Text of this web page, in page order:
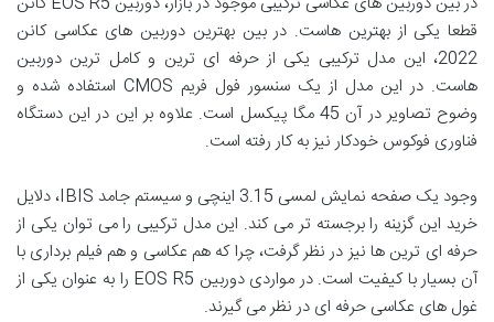
قطعا یکی از بهترین هاست. در بین بهترین دوربین های عکاسی کانن
2022، این مدل ترکیبی یکی از حرفه ای ترین و کامل ترین دوربین
هاست. در این مدل از یک سنسور فول فریم CMOS استفاده شده و
وضوح تصاویر در آن 45 مگا پیکسل است. علاوه بر این در این دستگاه
فناوری فوکوس خودکار نیز به کار رفته است.
وجود یک صفحه نمایش لمسی 3.15 اینچی و سیستم جامد IBIS، دلایل
خرید این گزینه را برجسته تر می کند. این مدل ترکیبی را می توان یکی از
حرفه ای ترین ها نیز در نظر گرفت، چرا که هم عکاسی و هم فیلم برداری با
آن بسیار با کیفیت است. در مواردی دوربین EOS R5 را به عنوان یکی از
غول های عکاسی حرفه ای در نظر می گیرند.